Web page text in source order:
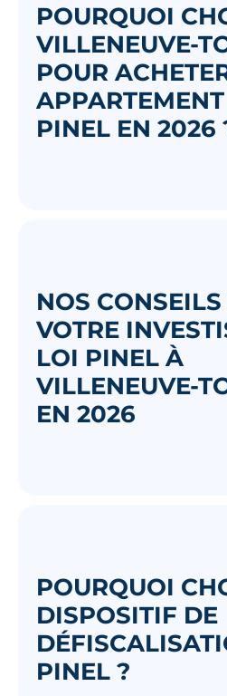
POURQUOI
VILLENEUVE-
POUR
PINEL EN 2026
NOS
VOTRE
LOI PINEL À
VILLENEUVE-
EN 2026
POURQUOI
DISPOSITIF DE
PINEL ?